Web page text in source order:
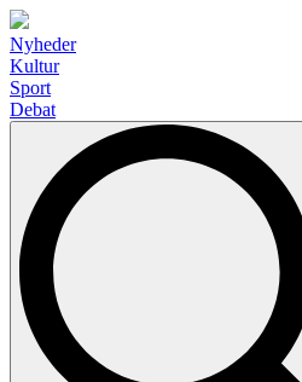
Nyheder
Kultur
Sport
Debat